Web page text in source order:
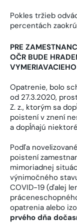
Pokles tržieb
percentách
PRE
OČR BUDE
Opatrenie, bolo
od 27.3.2020,
Z. z., ktorým sa
poistení v znení
a dopĺňajú
Podľa
poistení
mimoriadnej
výnimočného
COVID-19 (ďalej
opatrenia alebo
prvého dňa